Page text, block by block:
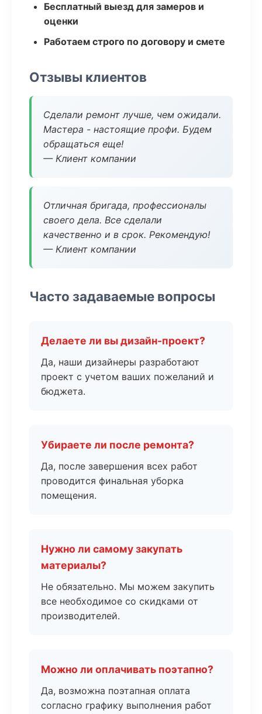
Бесплатный выезд для замеров и
оценки
Работаем строго по договору и смете
Отзывы клиентов
Сделали ремонт лучше, чем ожидали.
Мастера - настоящие профи. Будем
обращаться еще!
— Клиент компании
Отличная бригада, профессионалы
своего дела. Все сделали
качественно и в срок. Рекомендую!
— Клиент компании
Часто задаваемые вопросы
Делаете ли вы дизайн-проект?
Да, наши дизайнеры разработают
проект с учетом ваших пожеланий и
бюджета.
Убираете ли после ремонта?
Да, после завершения всех работ
проводится финальная уборка
помещения.
Нужно ли самому закупать
материалы?
Не обязательно. Мы можем закупить
все необходимое со скидками от
производителей.
Можно ли оплачивать поэтапно?
Да, возможна поэтапная оплата
согласно графику выполнения работ